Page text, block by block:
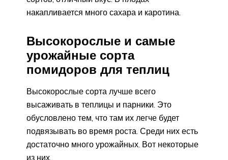
накапливается много сахара и каротина.
Высокорослые и самые
урожайные сорта
помидоров для теплиц
Высокорослые сорта лучше всего
высаживать в теплицы и парники. Это
обусловлено тем, что там их легче будет
подвязывать во время роста. Среди них есть
достаточно много урожайных. Вот некоторые
из них.